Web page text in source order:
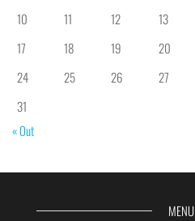
10
11 12 13
17
18 19 20
24
25 26 27
31
« Out
MENU